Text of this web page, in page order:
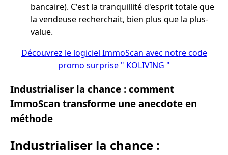
bancaire). C'est la tranquillité d'esprit totale que
la vendeuse recherchait, bien plus que la plus-
value.
Découvrez le logiciel ImmoScan avec notre code
promo surprise " KOLIVING "
Industrialiser la chance : comment
ImmoScan transforme une anecdote en
méthode
Industrialiser la chance :